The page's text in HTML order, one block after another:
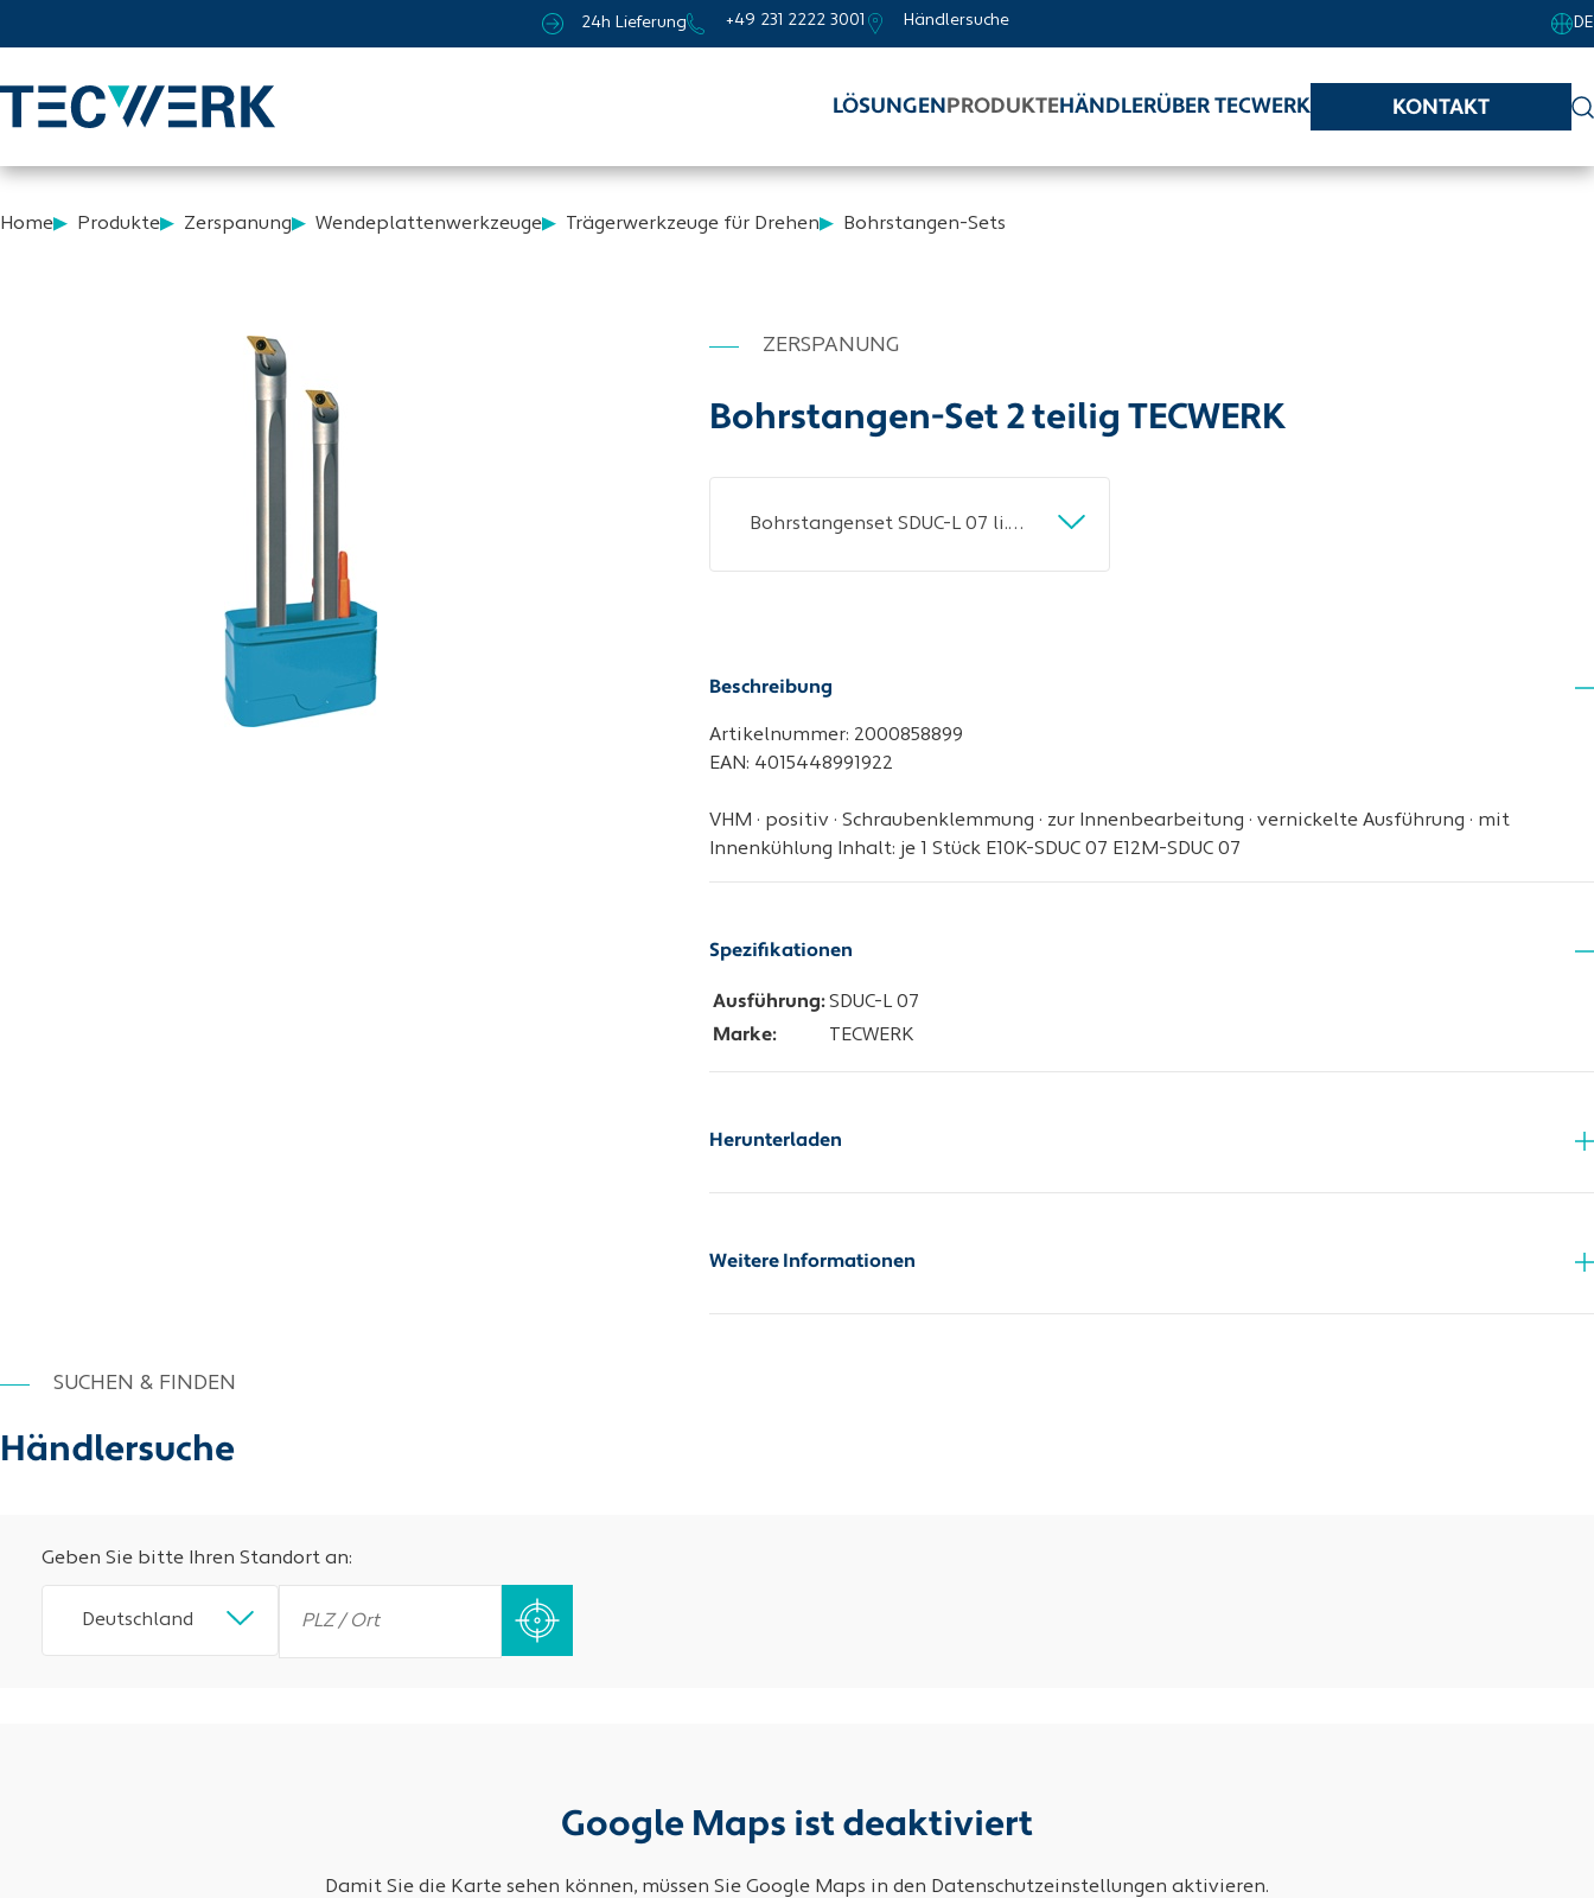
24h Lieferung +49 231 2222 3001 Händlersuche DE
LÖSUNGEN PRODUKTEHÄNDLERÜBER TECWERK KONTAKT
Home Produkte Zerspanung Wendeplattenwerkzeuge Trägerwerkzeuge für Drehen Bohrstangen-Sets
ZERSPANUNG
Bohrstangen-Set 2 teilig TECWERK
Bohrstangenset SDUC-L 07 li.VHM m.IK 2tlg.TECWERK
Beschreibung
Artikelnummer: 2000858899
EAN: 4015448991922
VHM · positiv · Schraubenklemmung · zur Innenbearbeitung · vernickelte Ausführung · mit
Innenkühlung Inhalt: je 1 Stück E10K-SDUC 07 E12M-SDUC 07
Spezifikationen
Ausführung: SDUC-L 07
Marke:
TECWERK
Herunterladen
Zusatzinfo_PDF Zusatzinfo_PDF
Weitere Informationen
SUCHEN & FINDEN
Händlersuche
Geben Sie bitte Ihren Standort an:
Deutschland
Google Maps ist deaktiviert
Damit Sie die Karte sehen können, müssen Sie Google Maps in den Datenschutzeinstellungen aktivieren.